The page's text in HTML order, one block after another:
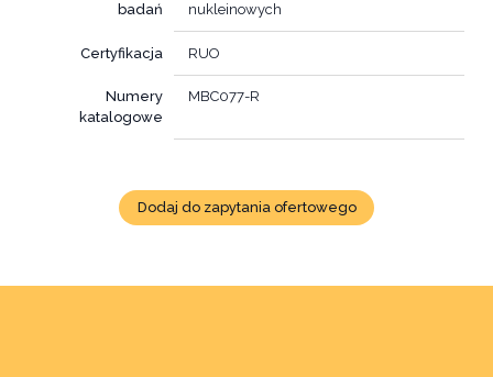
badań
nukleinowych
Certyfikacja RUO
Numery
katalogowe
MBC077-R
Dodaj do zapytania ofertowego